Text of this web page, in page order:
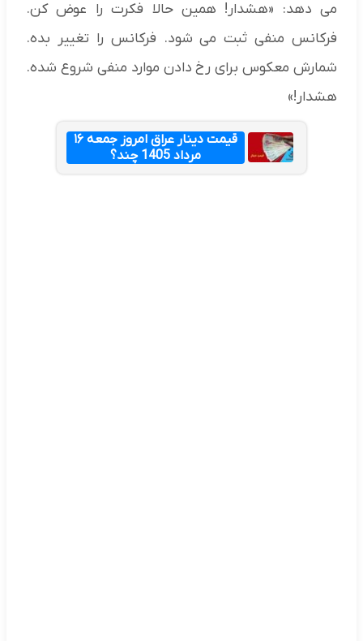
می دهد: «هشدار! همین حالا فکرت را عوض کن.
فرکانس منفی ثبت می شود. فرکانس را تغییر بده.
شمارش معکوس برای رخ دادن موارد منفی شروع شده.
هشدار!»
قیمت دینار عراق امروز جمعه ۱۶
مرداد 1405 چند؟